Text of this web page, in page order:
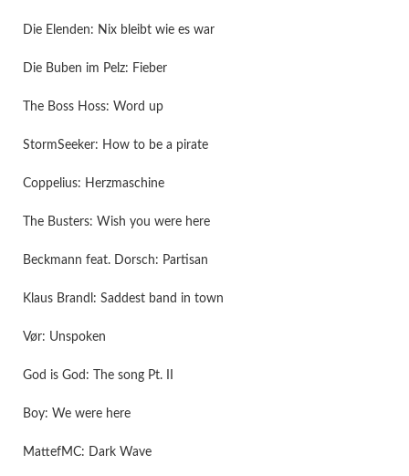
Die Elenden: Nix bleibt wie es war
Die Buben im Pelz: Fieber
The Boss Hoss: Word up
StormSeeker: How to be a pirate
Coppelius: Herzmaschine
The Busters: Wish you were here
Beckmann feat. Dorsch: Partisan
Klaus Brandl: Saddest band in town
Vør: Unspoken
God is God: The song Pt. II
Boy: We were here
MattefMC: Dark Wave